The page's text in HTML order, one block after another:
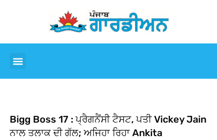
Bigg Boss 17 : ਪ੍ਰੈਗਨੈਂਸੀ ਟੈਸਟ, ਪਤੀ Vickey Jain
ਨਾਲ ਤਲਾਕ ਦੀ ਗੱਲ; ਅਜਿਹਾ ਰਿਹਾ Ankita